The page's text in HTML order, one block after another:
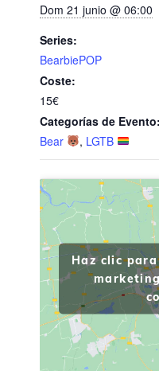
Dom 21 junio @ 06:00
Series:
BearbiePOP
Coste:
15€
Categorías de Evento:
Bear
, LGTB
Haz clic